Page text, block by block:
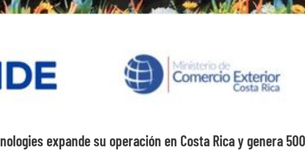
expande su operación en Costa Rica y genera